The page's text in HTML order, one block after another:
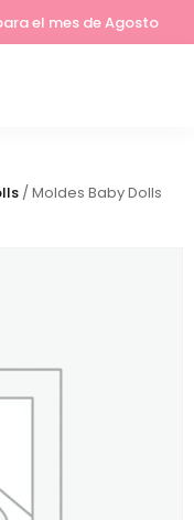
el mes de Agosto
nivel
/ Moldes Baby Dolls